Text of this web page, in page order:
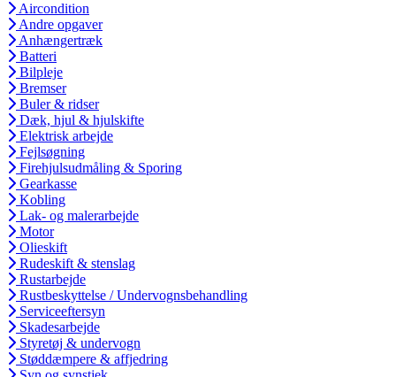
Aircondition
Andre opgaver
Anhængertræk
Batteri
Bilpleje
Bremser
Buler & ridser
Dæk, hjul & hjulskifte
Elektrisk arbejde
Fejlsøgning
Firehjulsudmåling & Sporing
Gearkasse
Kobling
Lak- og malerarbejde
Motor
Olieskift
Rudeskift & stenslag
Rustarbejde
Rustbeskyttelse / Undervognsbehandling
Serviceeftersyn
Skadesarbejde
Styretøj & undervogn
Støddæmpere & affjedring